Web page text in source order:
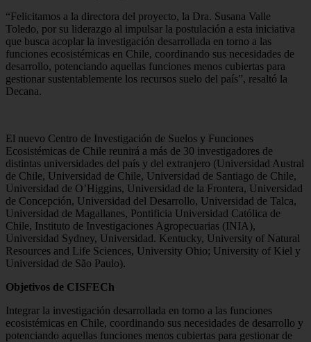
“Felicitamos a la directora del proyecto, la Dra. Susana Valle
Toledo, por su liderazgo al impulsar la postulación a esta iniciativa
que busca acoplar la investigación desarrollada en torno a las
funciones ecosistémicas en Chile, coordinando sus necesidades de
desarrollo, potenciando aquellas funciones menos cubiertas para
gestionar sustentablemente los recursos suelo del país”, resaltó la
Decana.
El nuevo Centro de Investigación de Suelos y Funciones
Ecosistémicas de Chile reunirá a más de 30 investigadores de
distintas universidades del país y del extranjero (Universidad Austral
de Chile, Universidad de Chile, Universidad de Santiago de Chile,
Universidad de O’Higgins, Universidad de la Frontera, Universidad
de Concepción, Universidad del Desarrollo, Universidad de Talca,
Universidad de Magallanes, Pontificia Universidad Católica de
Chile, Instituto de Investigaciones Agropecuarias (INIA),
Universidad Sydney, Universidad. Kentucky, University of Natural
Resources and Life Sciences, University Ohio; University of Kiel y
Universidad de São Paulo).
Objetivos de CISFECh
Integrar la investigación desarrollada en torno a las funciones
ecosistémicas en Chile, coordinando sus necesidades de desarrollo y
potenciando aquellas funciones menos cubiertas para gestionar de